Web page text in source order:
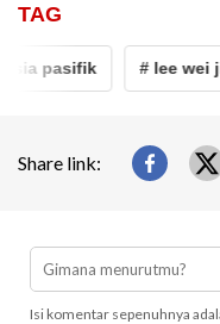
TAG
pasifik # lee wei
Share link:
Isi komentar sepenuhnya